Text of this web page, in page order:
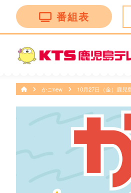
番組表
3:55 テレビショッピング
かごnew 10月27日（金）鹿児